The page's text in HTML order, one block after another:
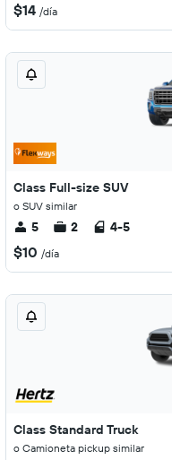
$14 /día
Class Full-size SUV
o SUV similar
5 2 4-5
$10 /día
Class Standard Truck
o Camioneta pickup similar